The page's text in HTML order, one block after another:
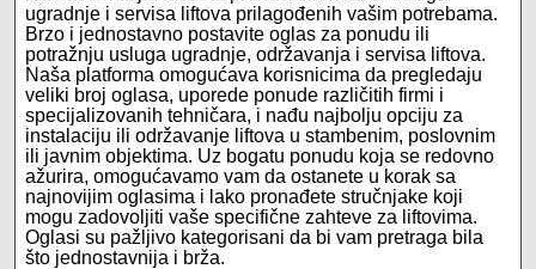
ugradnje i servisa liftova prilagođenih vašim potrebama.
Brzo i jednostavno postavite oglas za ponudu ili
potražnju usluga ugradnje, održavanja i servisa liftova.
Naša platforma omogućava korisnicima da pregledaju
veliki broj oglasa, uporede ponude različitih firmi i
specijalizovanih tehničara, i nađu najbolju opciju za
instalaciju ili održavanje liftova u stambenim, poslovnim
ili javnim objektima. Uz bogatu ponudu koja se redovno
ažurira, omogućavamo vam da ostanete u korak sa
najnovijim oglasima i lako pronađete stručnjake koji
mogu zadovoljiti vaše specifične zahteve za liftovima.
Oglasi su pažljivo kategorisani da bi vam pretraga bila
što jednostavnija i brža.